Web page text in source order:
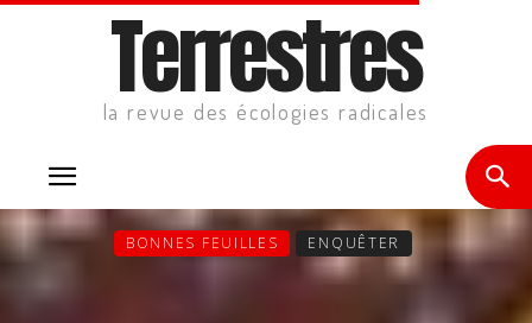
Terrestres
la revue des écologies radicales
BONNES FEUILLES ENQUÊTER